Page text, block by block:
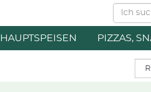
HAUPTSPEISEN PIZZAS,